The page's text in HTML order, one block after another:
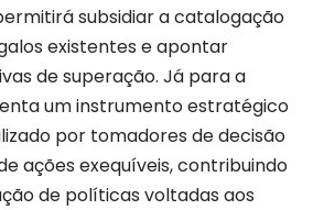
subsidiar a catalogação
existentes e apontar
de superação. Já para a
um instrumento estratégico
por tomadores de decisão
ações exequíveis, contribuindo
de políticas voltadas aos